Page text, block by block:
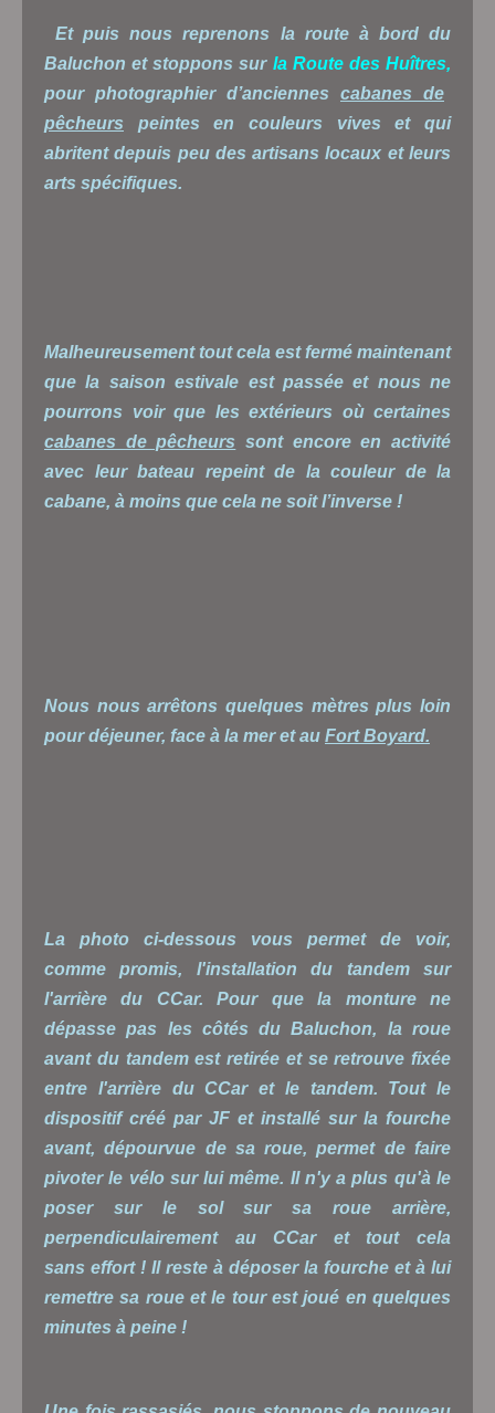
Et puis nous reprenons la route à bord du
Baluchon et stoppons sur la Route des Huîtres,
pour photographier d’anciennes cabanes de
pêcheurs peintes en couleurs vives et qui
abritent depuis peu des artisans locaux et leurs
arts spécifiques.
Malheureusement tout cela est fermé maintenant
que la saison estivale est passée et nous ne
pourrons voir que les extérieurs où certaines
cabanes de pêcheurs sont encore en activité
avec leur bateau repeint de la couleur de la
cabane, à moins que cela ne soit l’inverse !
Nous nous arrêtons quelques mètres plus loin
pour déjeuner, face à la mer et au Fort Boyard.
La photo ci-dessous vous permet de voir,
comme promis, l'installation du tandem sur
l'arrière du CCar. Pour que la monture ne
dépasse pas les côtés du Baluchon, la roue
avant du tandem est retirée et se retrouve fixée
entre l'arrière du CCar et le tandem. Tout le
dispositif créé par JF et installé sur la fourche
avant, dépourvue de sa roue, permet de faire
pivoter le vélo sur lui même. Il n'y a plus qu'à le
poser sur le sol sur sa roue arrière,
perpendiculairement au CCar et tout cela
sans effort ! Il reste à déposer la fourche et à lui
remettre sa roue et le tour est joué en quelques
minutes à peine !